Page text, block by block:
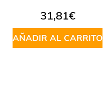
31,81€
AÑADIR AL CARRITO